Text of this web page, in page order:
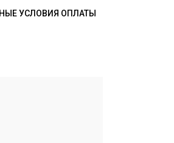
УСЛОВИЯ ОПЛАТЫ